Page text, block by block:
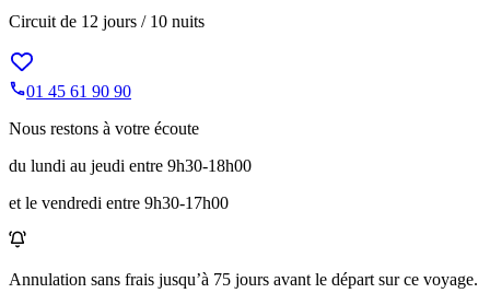
Circuit de 12 jours / 10 nuits
01 45 61 90 90
Nous restons à votre écoute
du lundi au jeudi entre 9h30-18h00
et le vendredi entre 9h30-17h00
Annulation sans frais jusqu’à 75 jours avant le départ sur ce voyage.